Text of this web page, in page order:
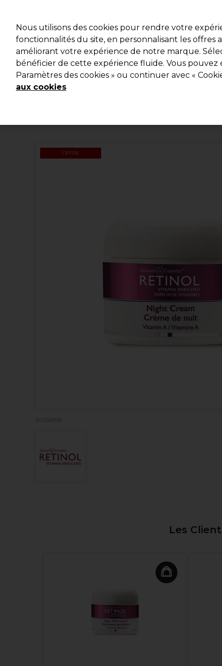
Marques Bons plans Coiffure Electro et Matériel
Livraison et délais
OFFRE
P036398
Les
Nous utilisons des cookies pour rendre votre
fonctionnalités du site, en personnalisant les offres
améliorant votre expérience de notre marque.
bénéficier de cette expérience fluide. Vous pouvez
Paramètres des cookies » ou continuer avec «
aux cookies